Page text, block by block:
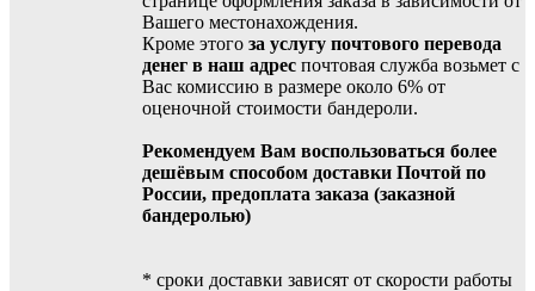
Вашего местонахождения.
Кроме этого за услугу почтового перевода
денег в наш адрес почтовая служба возьмет с
Вас комиссию в размере около 6% от
оценочной стоимости бандероли.
Рекомендуем Вам воспользоваться более
дешёвым способом доставки Почтой по
России, предоплата заказа (заказной
бандеролью)
* сроки доставки зависят от скорости работы